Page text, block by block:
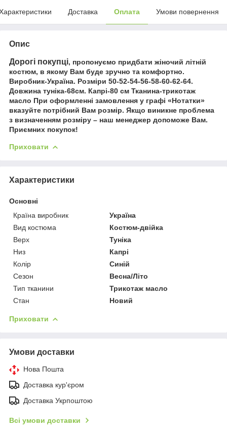
Доставка Оплата Умови повернення
Опис
Дорогі покупці, пропонуємо придбати жіночий літній
костюм, в якому Вам буде зручно та комфортно.
Виробник-Україна. Розміри 50-52-54-56-58-60-62-64.
Довжина туніка-68см. Капрі-80 см Тканина-трикотаж
масло При оформленні замовлення у графі «Нотатки»
вказуйте потрібний Вам розмір. Якщо виникне проблема
з визначенням розміру – наш менеджер допоможе Вам.
Приємних покупок!
Приховати
Характеристики
Основні
Країна виробник
Україна
Вид костюма
Костюм-двійка
Верх
Туніка
Низ
Капрі
Колір
Синій
Сезон
Весна/Літо
Тип тканини
Трикотаж масло
Стан
Новий
Приховати
Умови доставки
Нова Пошта
Доставка кур'єром
Доставка Укрпоштою
Всі умови доставки